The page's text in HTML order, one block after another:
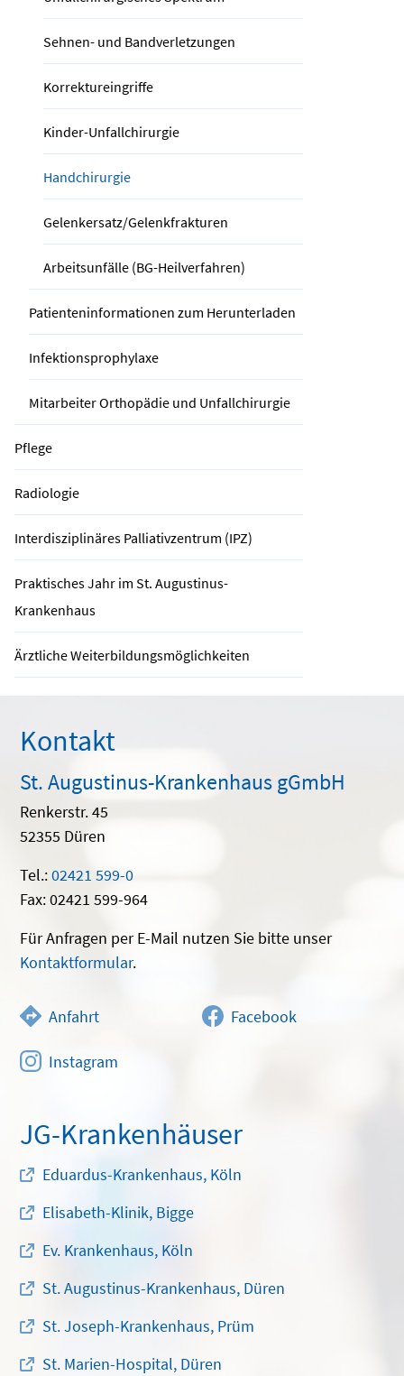
Sehnen- und Bandverletzungen
Korrektureingriffe
Kinder-Unfallchirurgie
Handchirurgie
Gelenkersatz/Gelenkfrakturen
Arbeitsunfälle (BG-Heilverfahren)
Patienteninformationen zum Herunterladen
Infektionsprophylaxe
Mitarbeiter Orthopädie und Unfallchirurgie
Pflege
Radiologie
Interdisziplinäres Palliativzentrum (IPZ)
Praktisches Jahr im St. Augustinus-
Krankenhaus
Ärztliche Weiterbildungsmöglichkeiten
Kontakt
St. Augustinus-Krankenhaus gGmbH
Renkerstr. 45
52355 Düren
Tel.:02421 599-0
Fax: 02421 599-964
Für Anfragen per E-Mail nutzen Sie bitte unser
Kontaktformular.
Anfahrt Facebook
Instagram
JG-Krankenhäuser
Eduardus-Krankenhaus, Köln
Elisabeth-Klinik, Bigge
Ev. Krankenhaus, Köln
St. Augustinus-Krankenhaus, Düren
St. Joseph-Krankenhaus, Prüm
St. Marien-Hospital, Düren